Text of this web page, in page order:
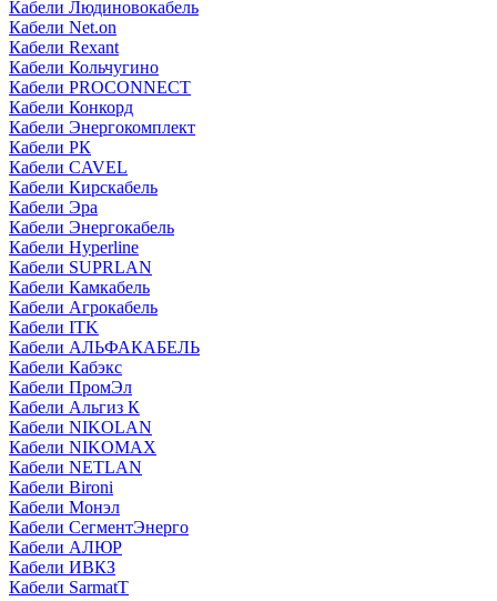
Кабели Людиновокабель
Кабели Net.on
Кабели Rexant
Кабели Кольчугино
Кабели PROCONNECT
Кабели Конкорд
Кабели Энергокомплект
Кабели РК
Кабели CAVEL
Кабели Кирскабель
Кабели Эра
Кабели Энергокабель
Кабели Hyperline
Кабели SUPRLAN
Кабели Камкабель
Кабели Агрокабель
Кабели ITK
Кабели АЛЬФАКАБЕЛЬ
Кабели Кабэкс
Кабели ПромЭл
Кабели Альгиз К
Кабели NIKOLAN
Кабели NIKOMAX
Кабели NETLAN
Кабели Bironi
Кабели Монэл
Кабели СегментЭнерго
Кабели АЛЮР
Кабели ИВКЗ
Кабели SarmatT